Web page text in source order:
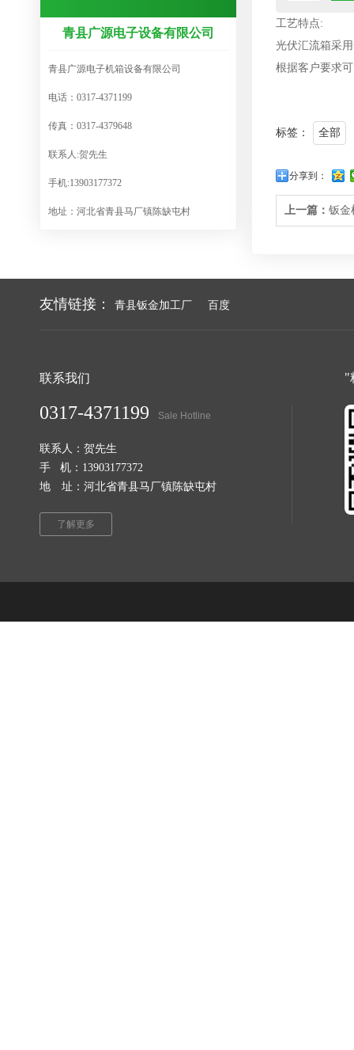
青县广源电子设备有限公司
青县广源电子机箱设备有限公司
电话：0317-4371199
传真：0317-4379648
联系人:贺先生
手机:13903177372
地址：河北省青县马厂镇陈缺屯村
工艺特点:
光伏汇流箱采
根据客户要求
标签： 全部
分享到：
上一篇： 钣金
友情链接： 青县钣金加工厂 百度
联系我们
0317-4371199 Sale Hotline
联系人：贺先生
手 机：13903177372
地 址：河北省青县马厂镇陈缺屯村
了解更多
"